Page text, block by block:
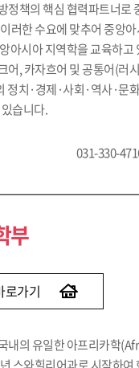
정책의 핵심 협력파트너로
러한 수요에 맞추어 중앙
아시아 지역학을 교육하
어, 카자흐어 및 공통어(러
정치·경제·사회·역사·문
습니다.
031-330-
부
로가기
내의 유일한 아프리카학